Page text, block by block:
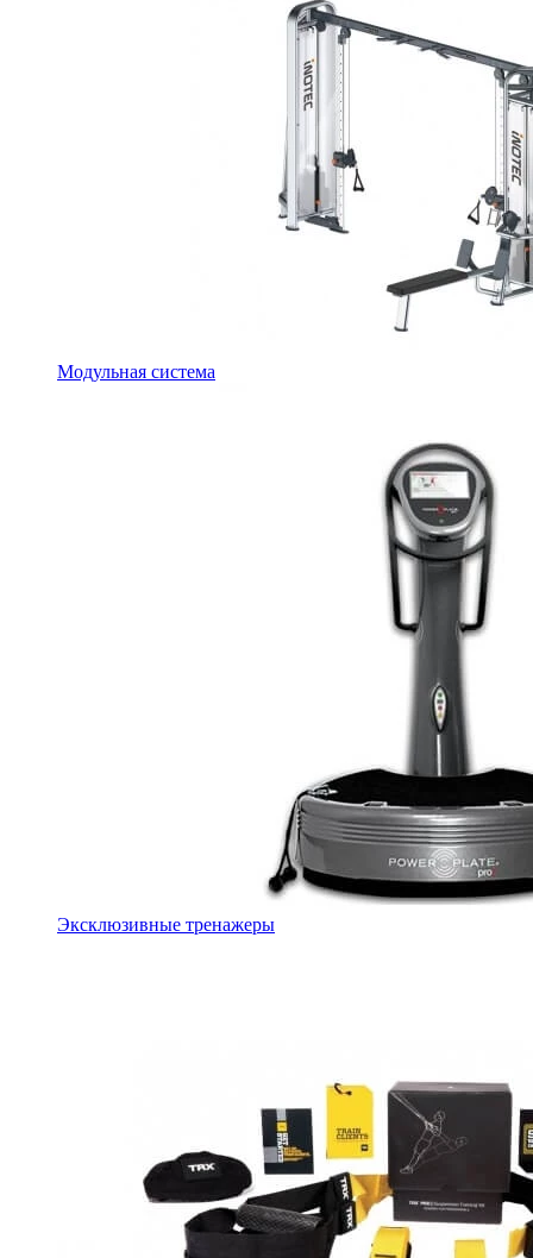
Модульная система
Эксклюзивные тренажеры